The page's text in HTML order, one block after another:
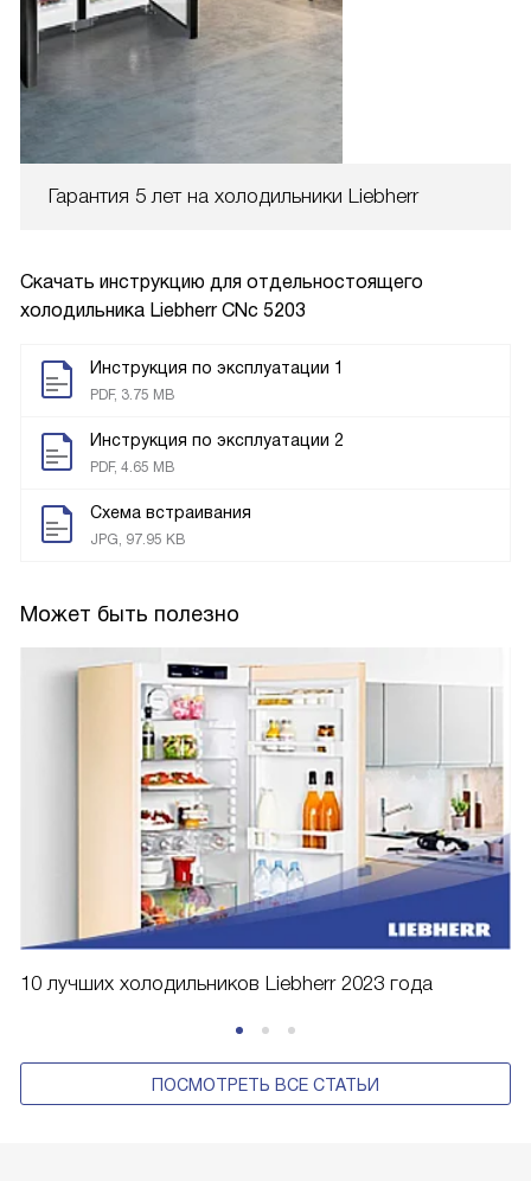
Гарантия 5 лет на холодильники Liebherr
Скачать инструкцию для отдельностоящего
холодильника Liebherr CNc 5203
Инструкция по эксплуатации 1
PDF, 3.75 MB
Инструкция по эксплуатации 2
PDF, 4.65 MB
Схема встраивания
JPG, 97.95 KB
Может быть полезно
10 лучших холодильников Liebherr 2023 года
ПОСМОТРЕТЬ ВСЕ СТАТЬИ